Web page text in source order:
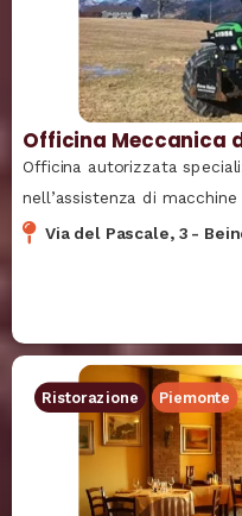
Officina Meccanica
Officina autorizzata
nell’assistenza di
Via del Pascale, 3 -
Ristorazione Piemonte